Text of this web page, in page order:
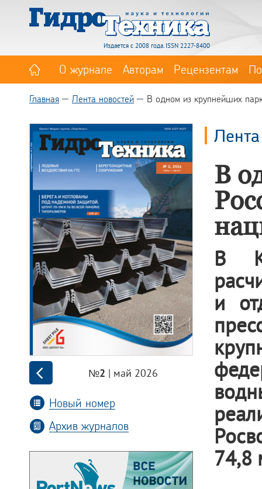
Издается с 2008 года. ISSN 2227-8400
О журнале Авторам Рецензентам
Главная Лента новостей В одном из крупнейших
№2 | май 2026
Новый номер
Архив журналов
В
В
и
74,8